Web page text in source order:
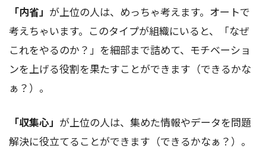
「内省」 が上位の人は、めっちゃ考えます。オートで
考えちゃいます。このタイプが組織にいると、「なぜ
これをやるのか？」を細部まで詰めて、モチベーショ
ンを上げる役割を果たすことができます（できるかな
ぁ？）。
「収集心」 が上位の人は、集めた情報やデータを問題
解決に役立てることができます（できるかなぁ？）。